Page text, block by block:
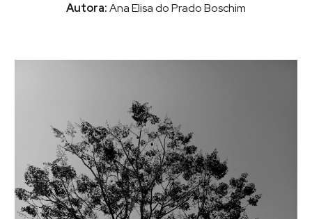
Autora:Ana Elisa do Prado Boschim